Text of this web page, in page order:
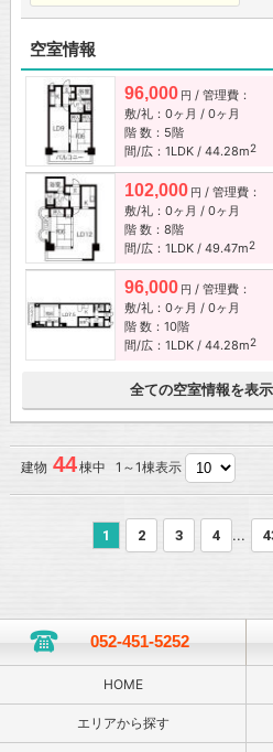
空室情報
96,000 円 / 管理費：
敷/礼：0ヶ月 / 0ヶ月
階 数：5階
間/広：1LDK / 44.28m2
102,000 円 / 管理費：
敷/礼：0ヶ月 / 0ヶ月
階 数：8階
間/広：1LDK / 49.47m2
96,000 円 / 管理費：
敷/礼：0ヶ月 / 0ヶ月
階 数：10階
間/広：1LDK / 44.28m2
全ての空室情報を表
建物 44棟中 1～1棟表示
1 2 3 4 ...
052-451-5252
HOME
エリアから探す